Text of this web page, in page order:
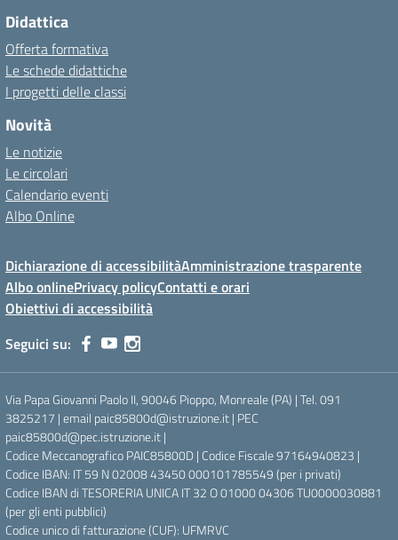
Didattica
Offerta formativa
Le schede didattiche
I progetti delle classi
Novità
Le notizie
Le circolari
Calendario eventi
Albo Online
Dichiarazione di accessibilitàAmministrazione trasparente
Albo onlinePrivacy policyContatti e orari
Obiettivi di accessibilità
Seguici su:
Via Papa Giovanni Paolo II, 90046 Pioppo, Monreale (PA) | Tel. 091
3825217 | email paic85800d@istruzione.it | PEC
paic85800d@pec.istruzione.it |
Codice Meccanografico PAIC85800D | Codice Fiscale 97164940823 |
Codice IBAN: IT 59 N 02008 43450 000101785549 (per i privati)
Codice IBAN di TESORERIA UNICA IT 32 O 01000 04306 TU0000030881
(per gli enti pubblici)
Codice unico di fatturazione (CUF): UFMRVC